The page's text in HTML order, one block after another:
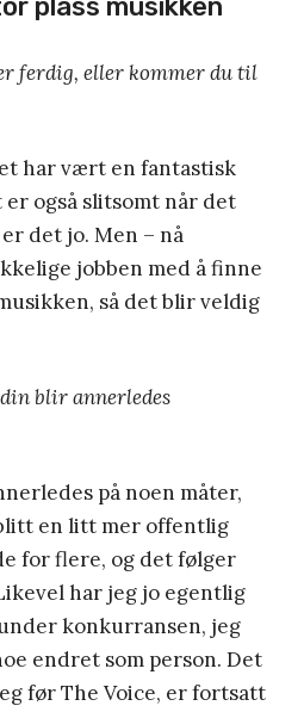
plass musikken
ferdig, eller kommer du til
har vært en fantastisk
er også slitsomt når det
det jo. Men – nå
jobben med å finne
så det blir veldig
blir annerledes
på noen måter,
en litt mer offentlig
for flere, og det følger
har jeg jo egentlig
konkurransen, jeg
endret som person. Det
før The Voice, er fortsatt